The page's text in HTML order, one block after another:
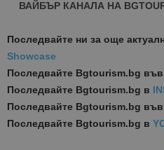
ВАЙБЪР КАНАЛА НА
Последвайте ни за още
Showcase
Последвайте Bgtourism.bg във
Последвайте Bgtourism.bg в
Последвайте Bgtourism.bg във
Последвайте Bgtourism.bg в